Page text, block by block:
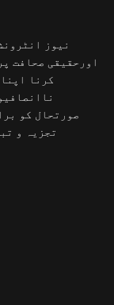
نیوز
اورحقیقی صحافت
کرنا
صورتحال کو
تجزیہ و